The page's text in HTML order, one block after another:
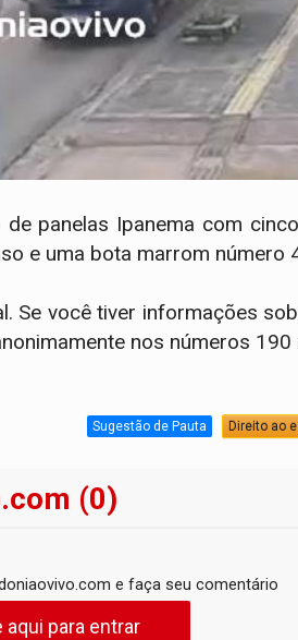
panelas Ipanema com
e uma bota marrom número
Se você tiver informações
nos números 190
Sugestão de Pauta Direito ao
(0)
e faça seu comentário
aqui para entrar